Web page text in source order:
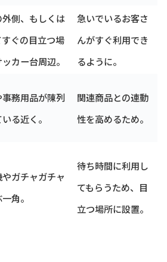
外側、もしくは
すぐの目立つ場
カー台周辺。
急いでいるお客さ
んがすぐ利用でき
るように。
務用品が陳列
る近く。
関連商品との連動
性を高めるため。
やガチャガチャ
角。
待ち時間に利用し
てもらうため、目
立つ場所に設置。